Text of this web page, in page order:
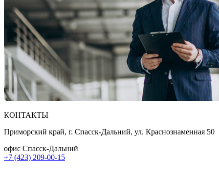
КОНТАКТЫ
Приморский край, г. Спасск-Дальний, ул. Краснознаменная 50
офис Спасск-Дальний
+7 (423) 209-00-15